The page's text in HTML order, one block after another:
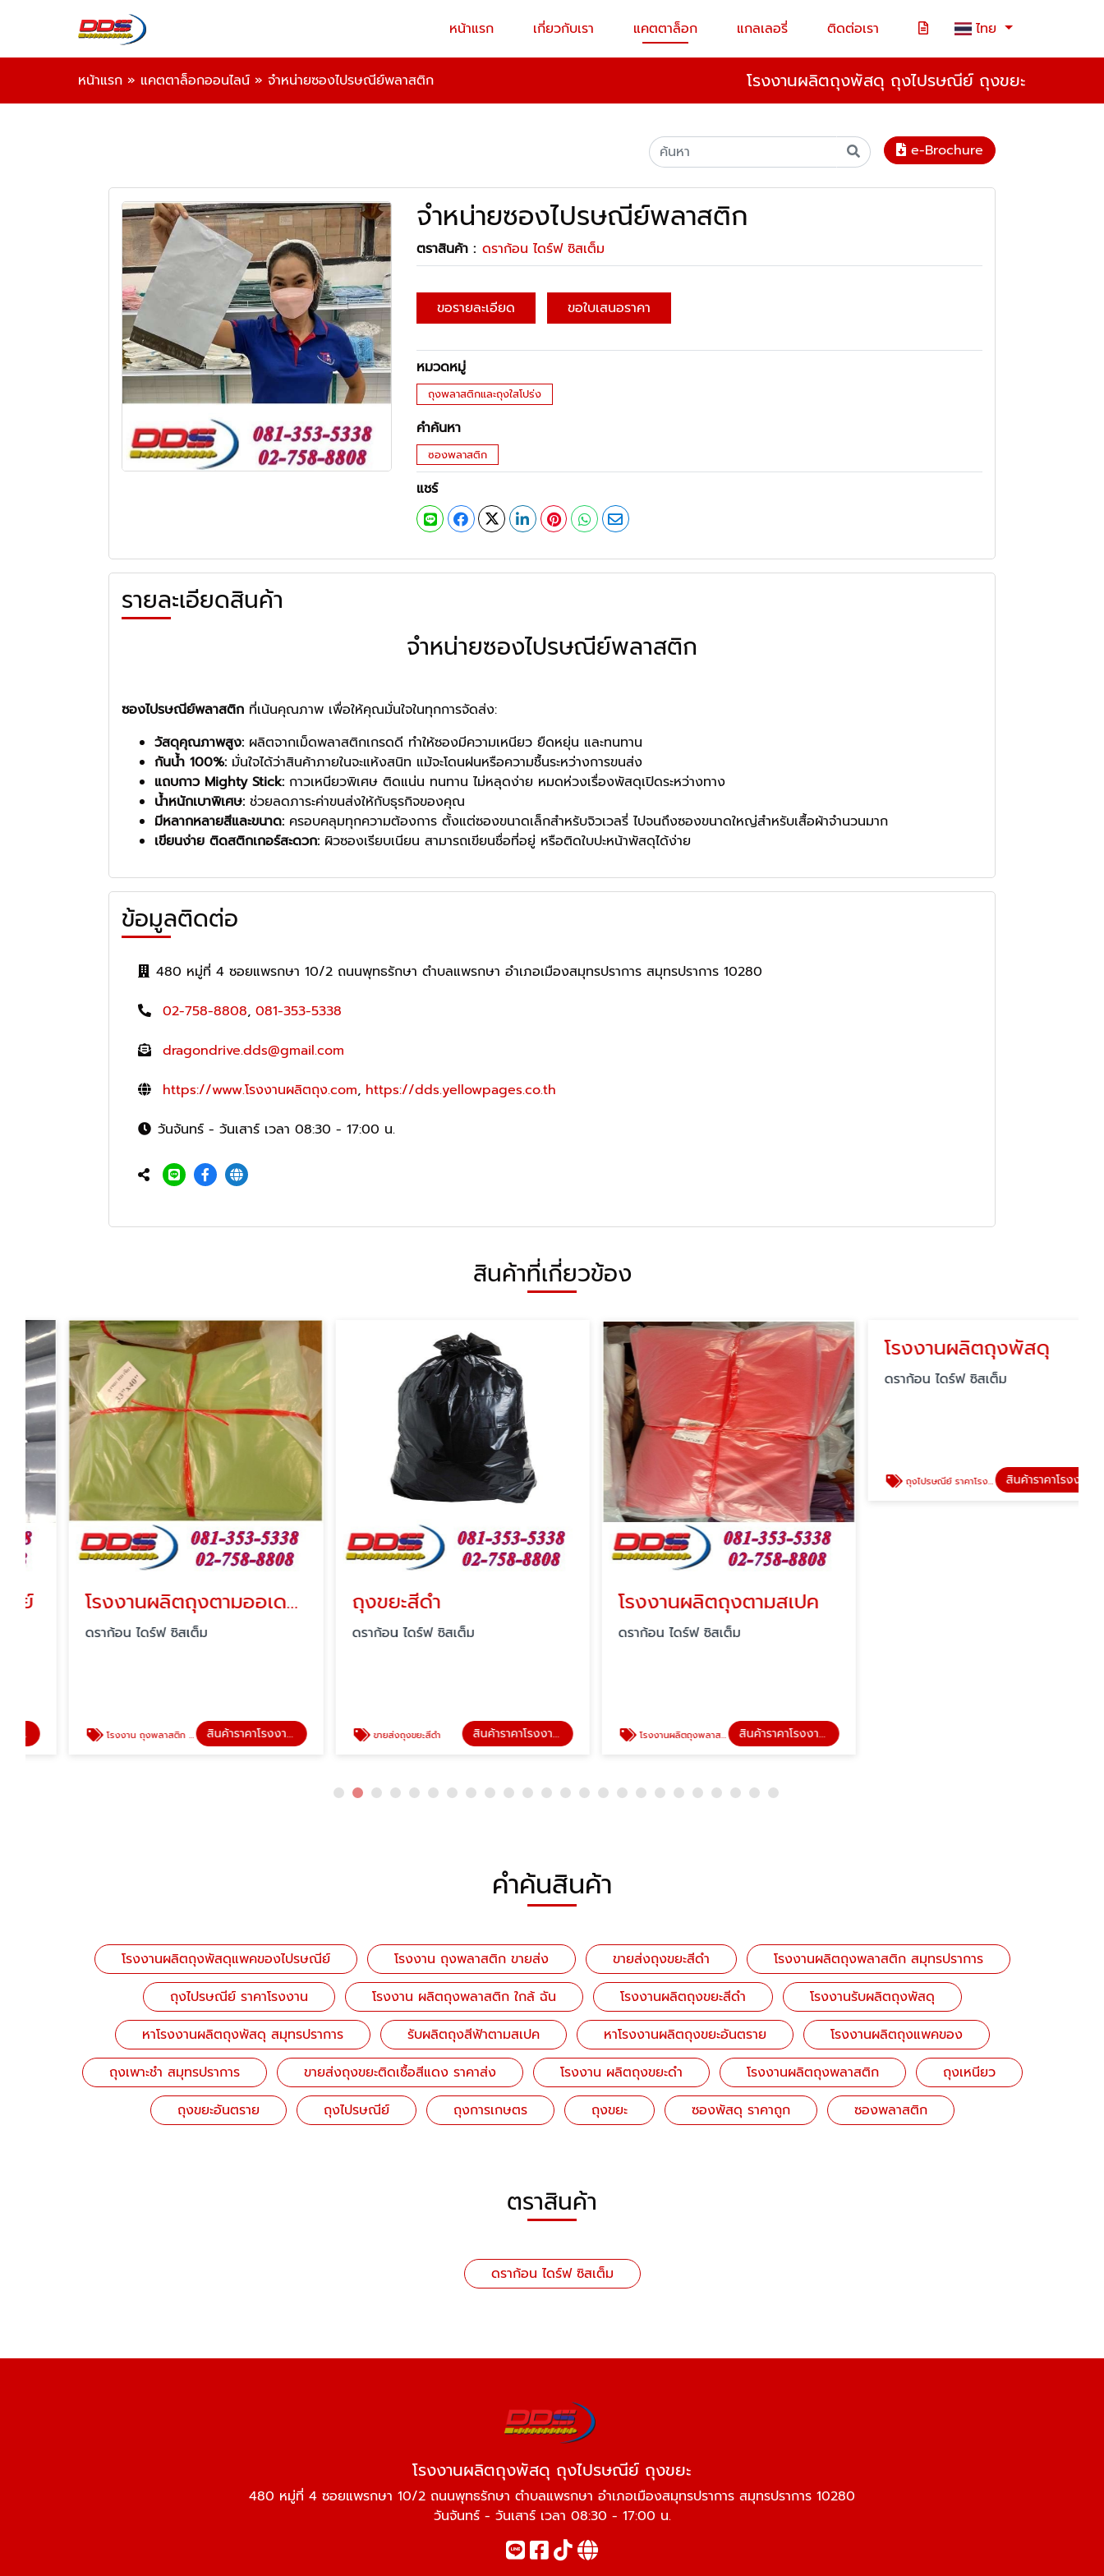
หน้าแรก เกี่ยวกับเรา แคตตาล็อก แกลเลอรี่ ติดต่อเรา ไทย
หน้าแรก » แคตตาล็อกออนไลน์ » จำหน่ายซองไปรษณีย์พลาสติก โรงงานผลิตถุงพัสดุ ถุงไปรษณีย์ ถุงขยะ
e-Brochure
จำหน่ายซองไปรษณีย์พลาสติก
ตราสินค้า : ดราก้อน ไดร์ฟ ซิสเต็ม
ขอรายละเอียด ขอใบเสนอราคา
หมวดหมู่
ถุงพลาสติกและถุงใสโปร่ง
คำค้นหา
ซองพลาสติก
แชร์
รายละเอียดสินค้า
จำหน่ายซองไปรษณีย์พลาสติก
ซองไปรษณีย์พลาสติก ที่เน้นคุณภาพ เพื่อให้คุณมั่นใจในทุกการจัดส่ง:
วัสดุคุณภาพสูง: ผลิตจากเม็ดพลาสติกเกรดดี ทำให้ซองมีความเหนียว ยืดหยุ่น และทนทาน
กันน้ำ 100%: มั่นใจได้ว่าสินค้าภายในจะแห้งสนิท แม้จะโดนฝนหรือความชื้นระหว่างการขนส่ง
แถบกาว Mighty Stick: กาวเหนียวพิเศษ ติดแน่น ทนทาน ไม่หลุดง่าย หมดห่วงเรื่องพัสดุเปิดระหว่างทาง
น้ำหนักเบาพิเศษ: ช่วยลดภาระค่าขนส่งให้กับธุรกิจของคุณ
มีหลากหลายสีและขนาด: ครอบคลุมทุกความต้องการ ตั้งแต่ซองขนาดเล็กสำหรับจิวเวลรี่ ไปจนถึงซองขนาดใหญ่สำหรับเสื้อผ้าจำนวนมาก
เขียนง่าย ติดสติกเกอร์สะดวก: ผิวซองเรียบเนียน สามารถเขียนชื่อที่อยู่ หรือติดใบปะหน้าพัสดุได้ง่าย
ข้อมูลติดต่อ
480 หมู่ที่ 4 ซอยแพรกษา 10/2 ถนนพุทธรักษา ตำบลแพรกษา อำเภอเมืองสมุทรปราการ สมุทรปราการ 10280
02-758-8808, 081-353-5338
dragondrive.dds@gmail.com
https://www.โรงงานผลิตถุง.com, https://dds.yellowpages.co.th
วันจันทร์ - วันเสาร์ เวลา 08:30 - 17:00 น.
สินค้าที่เกี่ยวข้อง
โรงงานผลิตถุงตามออเดอร์
ดราก้อน ไดร์ฟ ซิสเต็ม
โรงงาน ถุงพลาสติก ขายส่ง สินค้าราคาโรงงานผลิตเอง
ถุงขยะสีดำ
ดราก้อน ไดร์ฟ ซิสเต็ม
ขายส่งถุงขยะสีดำ สินค้าราคาโรงงานผลิตเอง
โรงงานผลิตถุงตามสเปค
ดราก้อน ไดร์ฟ ซิสเต็ม
โรงงานผลิตถุงพลาสติก สมุทรปราการ สินค้าราคาโรงงานผลิตเอง
คำค้นสินค้า
โรงงานผลิตถุงพัสดุแพคของไปรษณีย์ โรงงาน ถุงพลาสติก ขายส่ง ขายส่งถุงขยะสีดำ
โรงงานผลิตถุงพลาสติก สมุทรปราการ
ถุงไปรษณีย์ ราคาโรงงาน
โรงงาน ผลิตถุงพลาสติก ใกล้ ฉัน โรงงานผลิตถุงขยะสีดำ
โรงงานรับผลิตถุงพัสดุ
หาโรงงานผลิตถุงพัสดุ สมุทรปราการ
รับผลิตถุงสีฟ้าตามสเปค หาโรงงานผลิตถุงขยะอันตราย
โรงงานผลิตถุงแพคของ
ถุงเพาะชำ สมุทรปราการ
ขายส่งถุงขยะติดเชื้อสีแดง ราคาส่ง โรงงาน ผลิตถุงขยะดำ โรงงานผลิตถุงพลาสติก
ถุงเหนียว
ถุงขยะอันตราย
ถุงไปรษณีย์ ถุงการเกษตร ถุงขยะ ซองพัสดุ ราคาถูก ซองพลาสติก
ตราสินค้า
ดราก้อน ไดร์ฟ ซิสเต็ม
โรงงานผลิตถุงพัสดุ ถุงไปรษณีย์ ถุงขยะ
480 หมู่ที่ 4 ซอยแพรกษา 10/2 ถนนพุทธรักษา ตำบลแพรกษา อำเภอเมืองสมุทรปราการ สมุทรปราการ 10280
วันจันทร์ - วันเสาร์ เวลา 08:30 - 17:00 น.